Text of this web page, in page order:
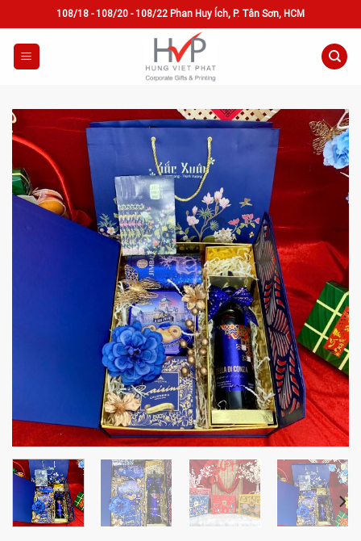
to
content
108/18 - 108/20 - 108/22 Phan Huy Ích, P. Tân Sơn, HCM